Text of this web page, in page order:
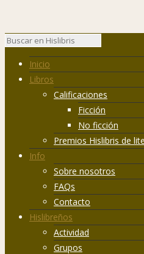
Inicio
Libros
Calificaciones
Ficción
No ficción
Premios Hislibris de
Info
Sobre nosotros
FAQs
Contacto
Hislibreños
Actividad
Grupos